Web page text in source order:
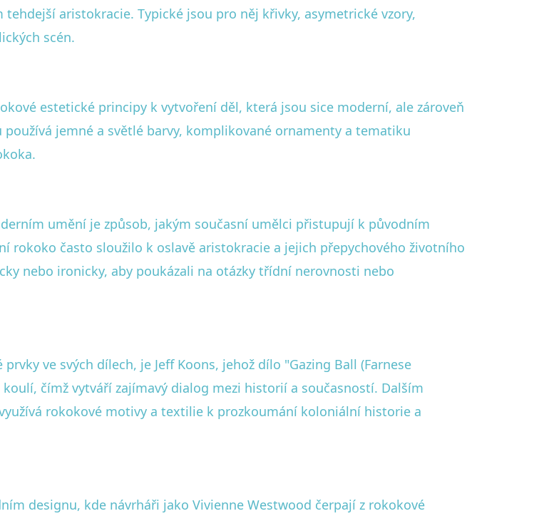
aristokracie. Typické jsou pro něj křivky, asymetrické vzory,
scén.
estetické principy k vytvoření děl, která jsou sice moderní, ale zároveň
jemné a světlé barvy, komplikované ornamenty a tematiku
umění je způsob, jakým současní umělci přistupují k původním
často sloužilo k oslavě aristokracie a jejich přepychového životního
nebo ironicky, aby poukázali na otázky třídní nerovnosti nebo
ve svých dílech, je Jeff Koons, jehož dílo "Gazing Ball (Farnese
čímž vytváří zajímavý dialog mezi historií a současností. Dalším
rokokové motivy a textilie k prozkoumání koloniální historie a
designu, kde návrháři jako Vivienne Westwood čerpají z rokokové